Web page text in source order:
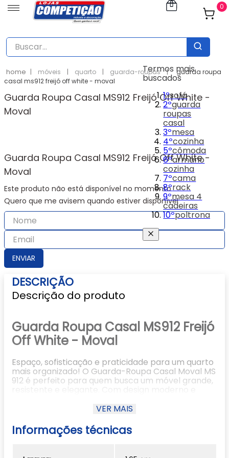
0
Buscar...
móveis quarto guarda-roupas
guarda roupa
casal ms912 freijó off white - moval
Guarda Roupa Casal MS912 Freijó Off White -
Moval
Guarda Roupa Casal MS912 Freijó Off White -
Moval
Este produto não está disponível no momento
Quero que me avisem quando estiver disponível
ENVIAR
DESCRIÇÃO
Descrição do produto
Guarda Roupa Casal MS912 Freijó
Off White - Moval
Espaço, sofisticação e praticidade para um quarto
mais organizado! O Guarda-Roupa Casal Moval MS
912 é perfeito para quem busca um móvel grande,
uma organização completa para suas roupas e
Informações Técnicas
VER MAIS
Informações técnicas
Termos mais
buscados
1ºsofá
2ºguarda
roupas
casal
3ºmesa
4ºcozinha
5ºcômoda
6ºarmário
cozinha
7ºcama
8ºrack
9ºmesa 4
cadeiras
10ºpoltrona